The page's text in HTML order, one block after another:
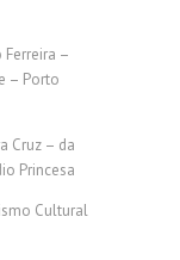
Ferreira –
– Porto
Cruz – da
Princesa
Cultural